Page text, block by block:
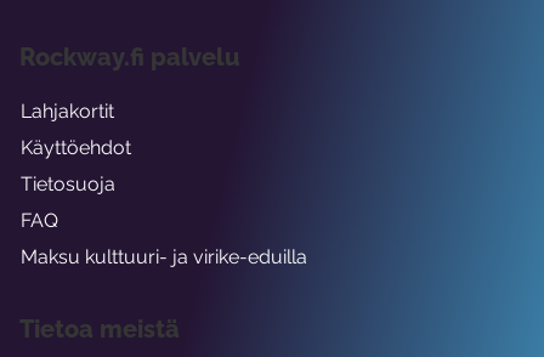
Rockway.fi palvelu
Lahjakortit
Käyttöehdot
Tietosuoja
FAQ
Maksu kulttuuri- ja virike-eduilla
Tietoa meistä